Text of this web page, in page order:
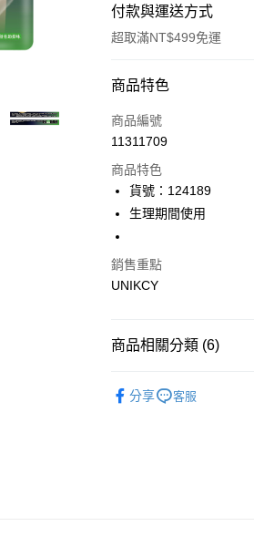
付款與運送方式
超取滿NT$499免運
付款方式
icash Pay
超商取貨付款
LINE Pay
街口支付
Google Pay
商品特色
商品編號
11311709
商品特色
貨號：124189
生理期間使用
銷售重點
UNIKCY
商品相關分類 (6)
分享 客服